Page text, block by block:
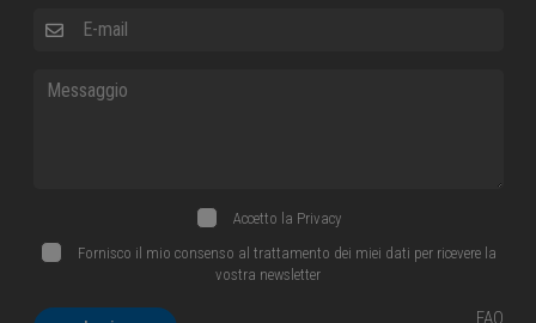
Accetto la Privacy
Fornisco il mio consenso al trattamento dei miei dati per ricevere la
vostra newsletter
FAQ